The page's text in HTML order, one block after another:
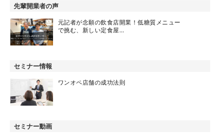
先輩開業者の声
元記者が念願の飲食店開業！低糖質メニュー
で挑む、新しい定食屋…
セミナー情報
ワンオペ店舗の成功法則
セミナー動画